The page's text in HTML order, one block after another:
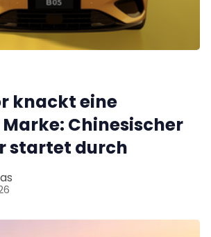
knackt eine
Chinesischer
startet durch